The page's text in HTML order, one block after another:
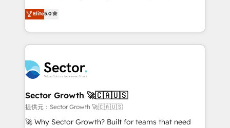
Oferecemos ainda agentes de IA especializados em
HubSpot que automatizam tarefas executam rotinas
empresas em 13 países utilizam a Nexforce. Somos
a maior parceira da HubSpot na América Latina e
líder no ranking global de sucesso do cliente da
HubSpot.
one of HubSpot's most experienced and technically
capable Agency Partners globally. We specialise in
complex CRM migrations, implementations,
integrations, custom CMS portal development,
businesses. Our teams are based in North America
and APAC. We are HubSpot's top-ranked Advanced
Implementation Certified Partner and we contribute
to their advisory council. We strive to do 'good work
with good people' and have worked with incredible
Elite5.0
Sector Growth 🚀🇨🇦🇺🇸
提供元：Sector Growth 🚀🇨🇦🇺🇸
🚀 Why Sector Growth? Built for teams that need